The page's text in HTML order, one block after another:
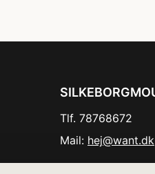
Tlf. 78768672
Mail: hej@want.dk